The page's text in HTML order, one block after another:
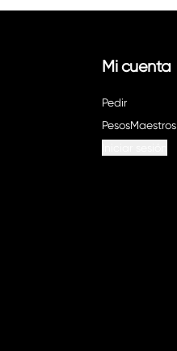
Mi cuenta
Pedir
PesosMaestros